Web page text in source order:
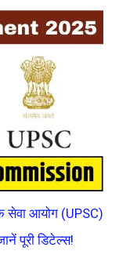
आयोग (UPSC)
पूरी डिटेल्स!